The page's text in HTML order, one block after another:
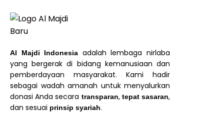
Al Majdi Indonesia adalah lembaga nirlaba
yang bergerak di bidang kemanusiaan dan
pemberdayaan masyarakat. Kami hadir
sebagai wadah amanah untuk menyalurkan
donasi Anda secara transparan, tepat sasaran,
dan sesuai prinsip syariah.